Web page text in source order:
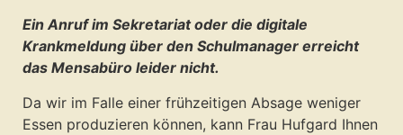
Ein Anruf im Sekretariat oder die digitale
Krankmeldung über den Schulmanager erreicht
das Mensabüro leider nicht.
Da wir im Falle einer frühzeitigen Absage weniger
Essen produzieren können, kann Frau Hufgard Ihnen